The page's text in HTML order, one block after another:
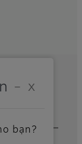
…− X
bạn?